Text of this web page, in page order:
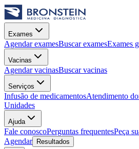
Exames
Agendar examesBuscar examesExames
Vacinas
Agendar vacinasBuscar vacinas
Serviços
Infusão de medicamentosAtendimento
Unidades
Ajuda
Fale conoscoPerguntas frequentesPeça
Agendar
Resultados